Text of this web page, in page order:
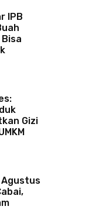
IPB
Gizi
Agustus